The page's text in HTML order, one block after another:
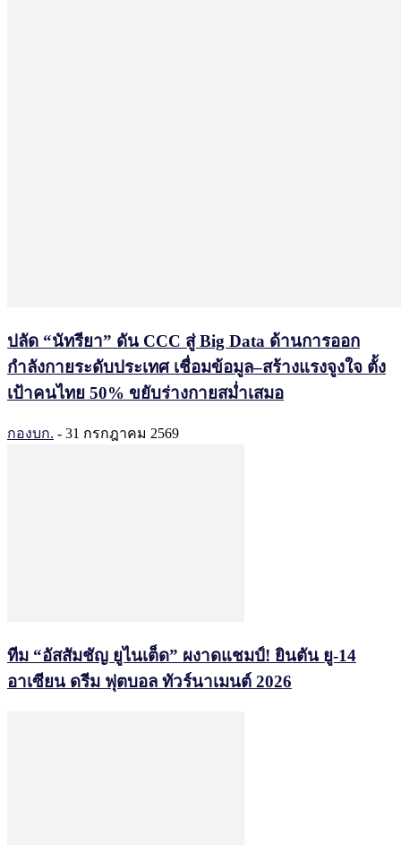
ปลัด “นัทรียา” ดัน CCC สู่ Big Data ด้านการออก
กำลังกายระดับประเทศ เชื่อมข้อมูล–สร้างแรงจูงใจ ตั้ง
เป้าคนไทย 50% ขยับร่างกายสม่ำเสมอ
กองบก. - 31 กรกฎาคม 2569
ทีม “อัสสัมชัญ ยูไนเต็ด” ผงาดแชมป์! ยินตัน ยู-14
อาเซียน ดรีม ฟุตบอล ทัวร์นาเมนต์ 2026